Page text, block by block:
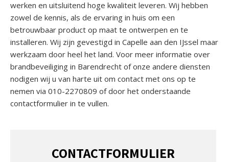
werken en uitsluitend hoge kwaliteit leveren. Wij hebben
zowel de kennis, als de ervaring in huis om een
betrouwbaar product op maat te ontwerpen en te
installeren. Wij zijn gevestigd in Capelle aan den IJssel maar
werkzaam door heel het land. Voor meer informatie over
brandbeveiliging in Barendrecht of onze andere diensten
nodigen wij u van harte uit om contact met ons op te
nemen via 010-2270809 of door het onderstaande
contactformulier in te vullen.
CONTACTFORMULIER